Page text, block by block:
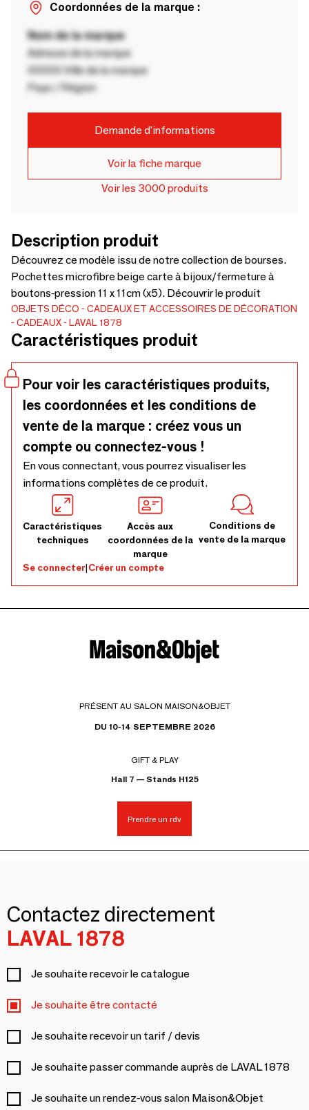
Coordonnées de la marque :
Nom de la marque
Adresse de la marque
00000 Ville de la marque
Pays / Région
Demande d'informations
Voir la fiche marque
Voir les 3000 produits
Description produit
Découvrez ce modèle issu de notre collection de bourses.
Pochettes microfibre beige carte à bijoux/fermeture à
boutons-pression 11 x 11cm (x5). Découvrir le produit
OBJETS DÉCO
CADEAUX ET ACCESSOIRES DE DÉCORATION
CADEAUX
LAVAL 1878
Caractéristiques produit
Pour voir les caractéristiques produits,
les coordonnées et les conditions de
vente de la marque : créez vous un
compte ou connectez-vous !
En vous connectant, vous pourrez visualiser les
informations complètes de ce produit.
Caractéristiques
techniques
Accès aux
coordonnées de la
marque
Conditions de
vente de la marque
Se connecter|Créer un compte
PRÉSENT AU SALON MAISON&OBJET
DU 10-14 SEPTEMBRE 2026
GIFT & PLAY
Hall 7 — Stands H125
Prendre un rdv
Contactez directement
LAVAL 1878
Je souhaite recevoir le catalogue
Je souhaite être contacté
Je souhaite recevoir un tarif / devis
Je souhaite passer commande auprès de LAVAL 1878
Je souhaite un rendez-vous salon Maison&Objet